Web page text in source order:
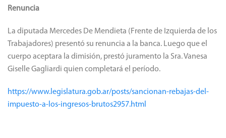
Renuncia
La diputada Mercedes De Mendieta (Frente de Izquierda de los
Trabajadores) presentó su renuncia a la banca. Luego que el
cuerpo aceptara la dimisión, prestó juramento la Sra. Vanesa
Giselle Gagliardi quien completará el período.
https://www.legislatura.gob.ar/posts/sancionan-rebajas-del-
impuesto-a-los-ingresos-brutos2957.html